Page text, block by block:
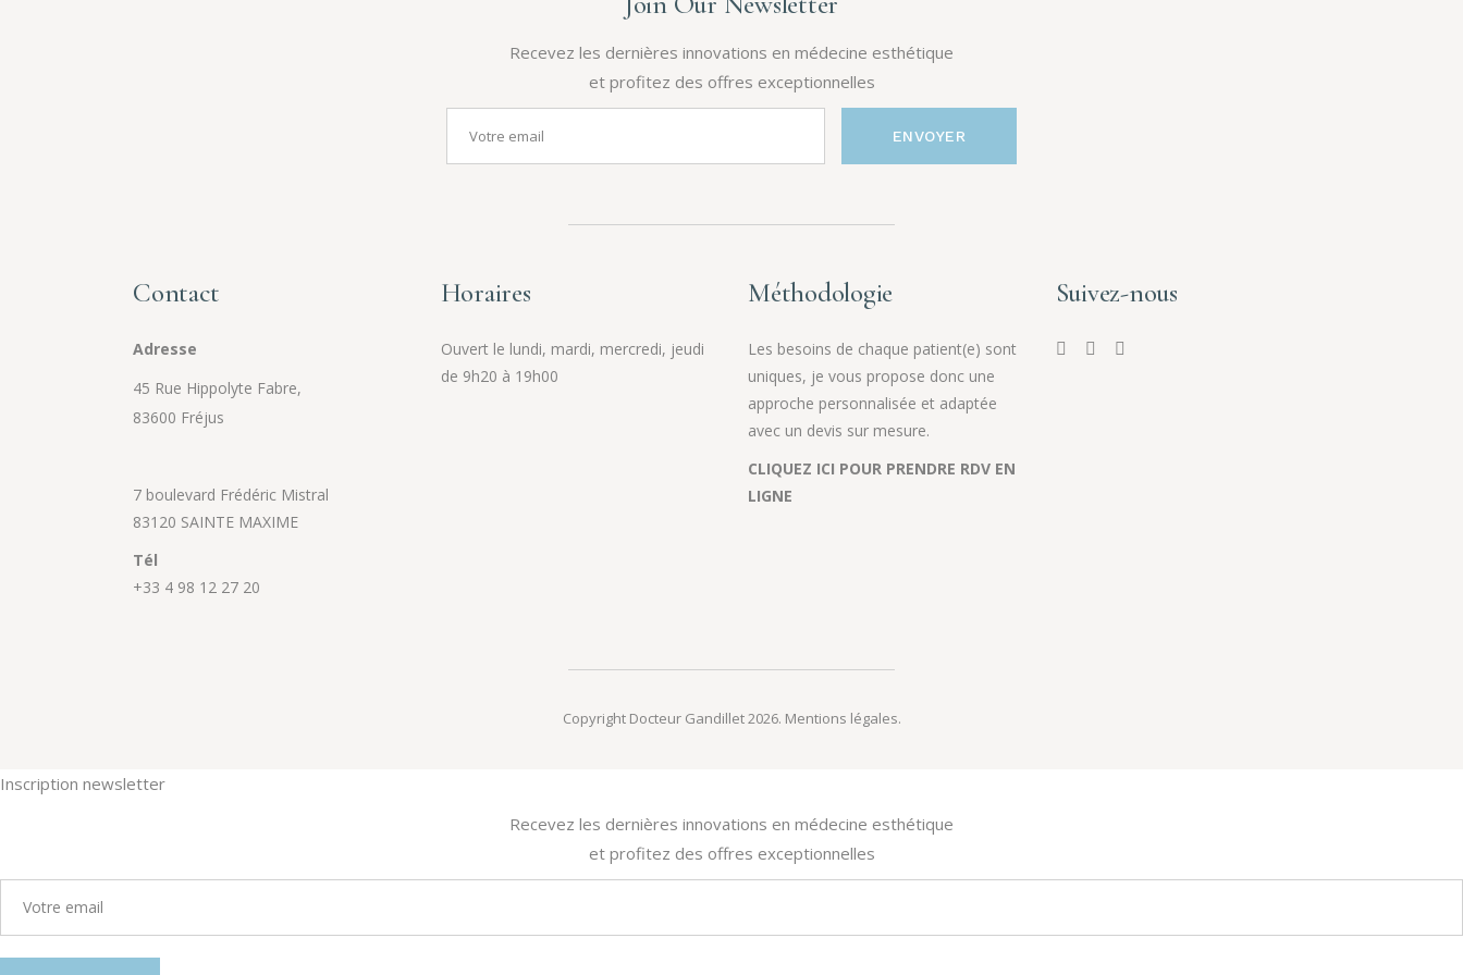
Recevez les dernières innovations en médecine esthétique
et profitez des offres exceptionnelles
ENVOYER
Contact
Adresse
45 Rue Hippolyte Fabre,
83600 Fréjus
7 boulevard Frédéric Mistral
83120 SAINTE MAXIME
Tél
+33 4 98 12 27 20
Horaires
Ouvert le lundi, mardi, mercredi, jeudi
de 9h20 à 19h00
Méthodologie
Les besoins de chaque patient(e) sont
uniques, je vous propose donc une
approche personnalisée et adaptée
avec un devis sur mesure.
CLIQUEZ ICI POUR PRENDRE RDV EN
LIGNE
Suivez-nous
Copyright Docteur Gandillet 2026. Mentions légales.
Inscription newsletter
Recevez les dernières innovations en médecine esthétique
et profitez des offres exceptionnelles